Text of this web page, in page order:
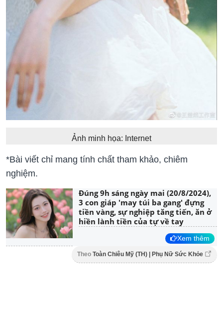
Ảnh minh họa: Internet
*Bài viết chỉ mang tính chất tham khảo, chiêm
nghiệm.
Đúng 9h sáng ngày mai (20/8/2024),
3 con giáp 'may túi ba gang' đựng
tiền vàng, sự nghiệp tăng tiến, ăn ở
hiền lành tiền của tự về tay
Xem thêm
Theo Toàn Chiêu Mỹ (TH) | Phụ Nữ Sức Khỏe